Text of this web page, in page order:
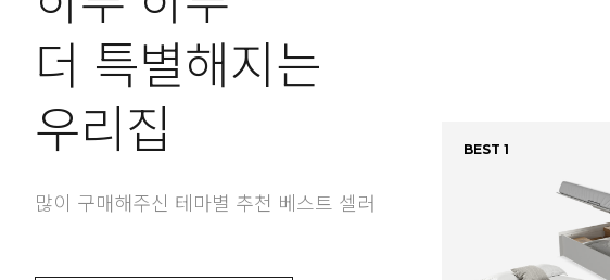
더 특별해지는
우리집
많이 구매해주신 테마별 추천 베스트 셀러
BEST 1